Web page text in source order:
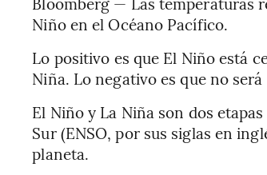
Niño en el Océano Pacífico.
Lo positivo es que El Niño está
Niña. Lo negativo es que no
El Niño y La Niña son dos
Sur (ENSO, por sus siglas en
planeta.